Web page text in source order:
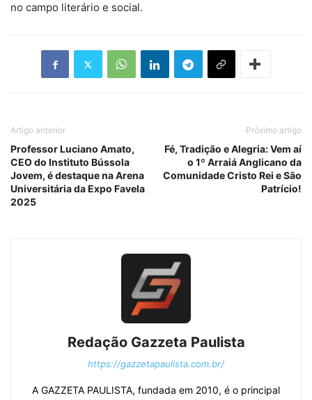
no campo literário e social.
Artigo anterior
Professor Luciano Amato,
CEO do Instituto Bússola
Jovem, é destaque na Arena
Universitária da Expo Favela
2025
Próximo artigo
Fé, Tradição e Alegria: Vem aí
o 1º Arraiá Anglicano da
Comunidade Cristo Rei e São
Patrício!
Redação Gazzeta Paulista
https://gazzetapaulista.com.br/
A GAZZETA PAULISTA, fundada em 2010, é o principal